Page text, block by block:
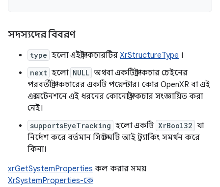
সদস্যদের বিবরণ
type হলো এই স্ট্রাকচারটির XrStructureType ।
next হলো NULL অথবা একটি স্ট্রাকচার চেইনের
পরবর্তী স্ট্রাকচারের একটি পয়েন্টার। কোর OpenXR বা এই
এক্সটেনশনে এই ধরনের কোনো স্ট্রাকচার সংজ্ঞায়িত করা
নেই।
supportsEyeTracking হলো একটি XrBool32 যা
নির্দেশ করে বর্তমান সিস্টেমটি আই ট্র্যাকিং সমর্থন করে
কিনা।
xrGetSystemProperties কল করার সময়
XrSystemProperties-কে